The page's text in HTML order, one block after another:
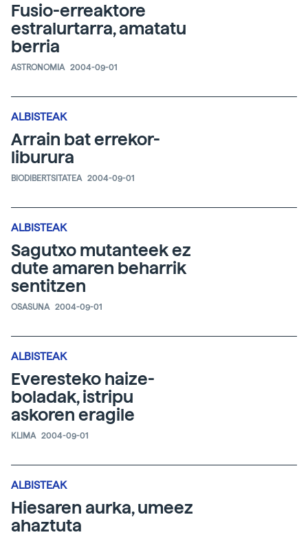
Fusio-erreaktore
estralurtarra, amatatu
berria
ASTRONOMIA 2004-09-01
ALBISTEAK
Arrain bat errekor-
liburura
BIODIBERTSITATEA 2004-09-01
ALBISTEAK
Sagutxo mutanteek ez
dute amaren beharrik
sentitzen
OSASUNA 2004-09-01
ALBISTEAK
Everesteko haize-
boladak, istripu
askoren eragile
KLIMA 2004-09-01
ALBISTEAK
Hiesaren aurka, umeez
ahaztuta